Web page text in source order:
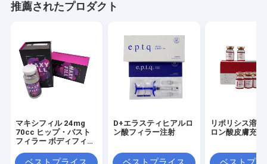
推薦されたプロダクト
マキシフィル 24mg
70cc ヒップ・バスト
フィラー ボディフィラ
D+エラスティヒアルロ
ン酸フィラー注射
リポリシス溶液
ロン酸皮膚充填